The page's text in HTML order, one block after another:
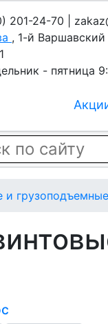
201-24-70 |
, 1-й Варшавский
- пятница
и